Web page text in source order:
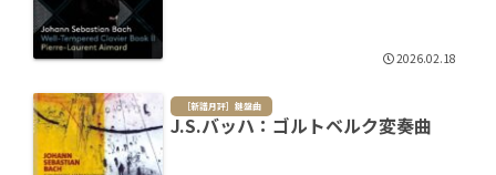
2026.02.18
［新譜月評］鍵盤曲
J.S.バッハ：ゴルトベルク変奏曲